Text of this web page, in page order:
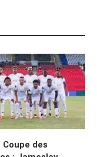
des